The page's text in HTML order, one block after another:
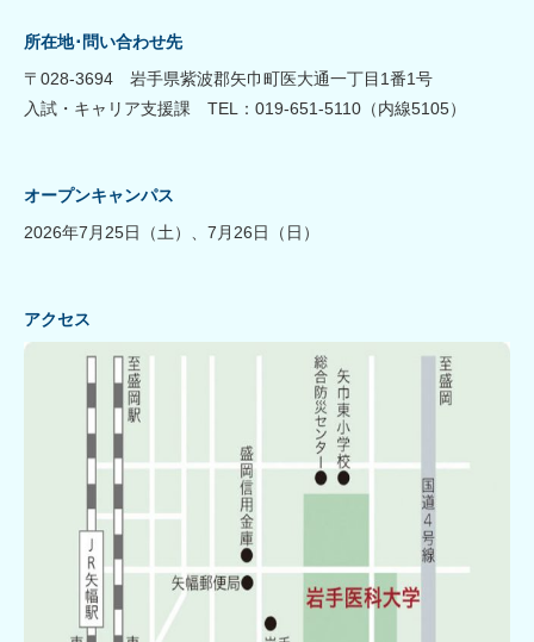
所在地･問い合わせ先
〒028-3694 岩手県紫波郡矢巾町医大通一丁目1番1号
入試・キャリア支援課 TEL：019-651-5110（内線5105）
オープンキャンパス
2026年7月25日（土）、7月26日（日）
アクセス